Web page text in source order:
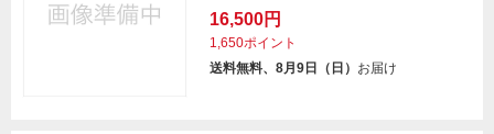
16,500円
1,650ポイント
送料無料、8月9日（日） お届け